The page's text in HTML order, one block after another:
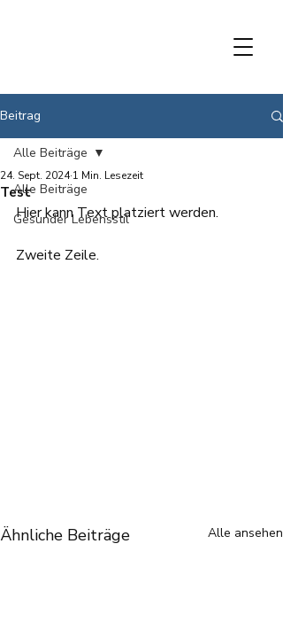
Beitrag
Alle Beiträge
Gesunder Lebensstil
Alle Beiträge
Test
24. Sept. 2024 1 Min. Lesezeit
Hier kann Text platziert werden.
Zweite Zeile.
Ähnliche Beiträge Alle ansehen